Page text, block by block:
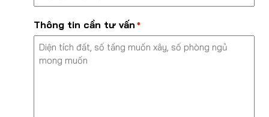
Thông tin cần tư vấn *